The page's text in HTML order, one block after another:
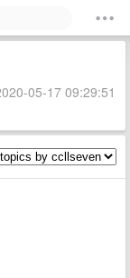
05-17 09:29:51